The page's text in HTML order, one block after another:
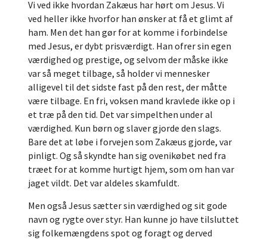
Vi ved ikke hvordan Zakæus har hørt om Jesus. Vi
ved heller ikke hvorfor han ønsker at få et glimt af
ham. Men det han gør for at komme i forbindelse
med Jesus, er dybt prisværdigt. Han ofrer sin egen
værdighed og prestige, og selvom der måske ikke
var så meget tilbage, så holder vi mennesker
alligevel til det sidste fast på den rest, der måtte
være tilbage. En fri, voksen mand kravlede ikke op i
et træ på den tid. Det var simpelthen under al
værdighed. Kun børn og slaver gjorde den slags.
Bare det at løbe i forvejen som Zakæus gjorde, var
pinligt. Og så skyndte han sig ovenikøbet ned fra
træet for at komme hurtigt hjem, som om han var
jaget vildt. Det var aldeles skamfuldt.
Men også Jesus sætter sin værdighed og sit gode
navn og rygte over styr. Han kunne jo have tilsluttet
sig folkemængdens spot og foragt og derved